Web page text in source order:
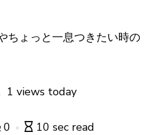
ちょっと一息つきたい時の
1 views today
0 10 sec read